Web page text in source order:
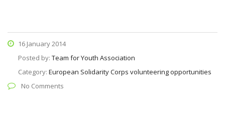
16 January 2014
Posted by: Team for Youth Association
Category: European Solidarity Corps volunteering opportunities
No Comments